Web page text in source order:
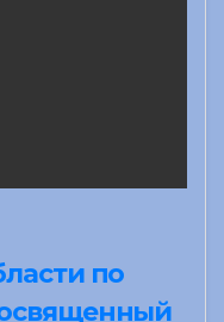
по